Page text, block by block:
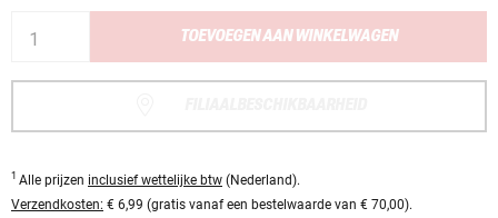
TOEVOEGEN AAN WINKELWAGEN
1 Alle prijzen inclusief wettelijke btw (Nederland).
Verzendkosten: € 6,99 (gratis vanaf een bestelwaarde van € 70,00).